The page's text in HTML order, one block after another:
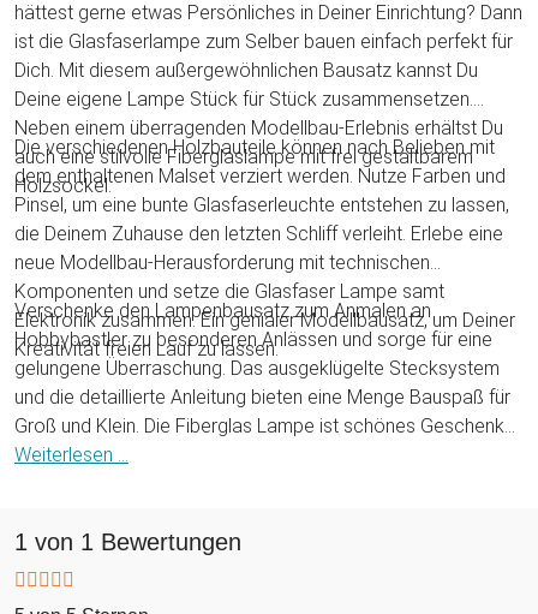
hättest gerne etwas Persönliches in Deiner Einrichtung? Dann
ist die Glasfaserlampe zum Selber bauen einfach perfekt für
Dich. Mit diesem außergewöhnlichen Bausatz kannst Du
Deine eigene Lampe Stück für Stück zusammensetzen.
Neben einem überragenden Modellbau-Erlebnis erhältst Du
auch eine stilvolle Fiberglaslampe mit frei gestaltbarem
Holzsockel.
Die verschiedenen Holzbauteile können nach Belieben mit
dem enthaltenen Malset verziert werden. Nutze Farben und
Pinsel, um eine bunte Glasfaserleuchte entstehen zu lassen,
die Deinem Zuhause den letzten Schliff verleiht. Erlebe eine
neue Modellbau-Herausforderung mit technischen
Komponenten und setze die Glasfaser Lampe samt
Elektronik zusammen. Ein genialer Modellbausatz, um Deiner
Kreativität freien Lauf zu lassen.
Verschenke den Lampenbausatz zum Anmalen an
Hobbybastler zu besonderen Anlässen und sorge für eine
gelungene Überraschung. Das ausgeklügelte Stecksystem
und die detaillierte Anleitung bieten eine Menge Bauspaß für
Groß und Klein. Die Fiberglas Lampe ist schönes Geschenk
zum Geburtstag oder zu Weihnachten und kann bei richtiger
Weiterlesen ...
1 von 1 Bewertungen